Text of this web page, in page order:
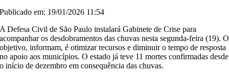
Publicado em: 19/01/2026 11:54
A Defesa Civil de São Paulo instalará Gabinete de Crise para
acompanhar os desdobramentos das chuvas nesta segunda-feira (19). O
objetivo, informam, é otimizar recursos e diminuir o tempo de resposta
no apoio aos municípios. O estado já teve 11 mortes confirmadas desde
o início de dezembro em consequência das chuvas.